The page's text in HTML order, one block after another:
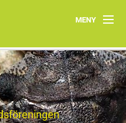
MENY
Hem
Nytt och Aktuellt
Verksamheten